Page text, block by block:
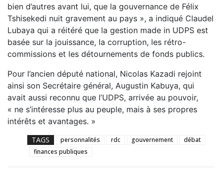
bien d’autres avant lui, que la gouvernance de Félix
Tshisekedi nuit gravement au pays », a indiqué Claudel
Lubaya qui a réitéré que la gestion made in UDPS est
basée sur la jouissance, la corruption, les rétro-
commissions et les détournements de fonds publics.
Pour l’ancien député national, Nicolas Kazadi rejoint
ainsi son Secrétaire général, Augustin Kabuya, qui
avait aussi reconnu que l’UDPS, arrivée au pouvoir,
« ne s’intéresse plus au peuple, mais à ses propres
intérêts et avantages. »
TAGS personnalités rdc gouvernement
débat
finances publiques